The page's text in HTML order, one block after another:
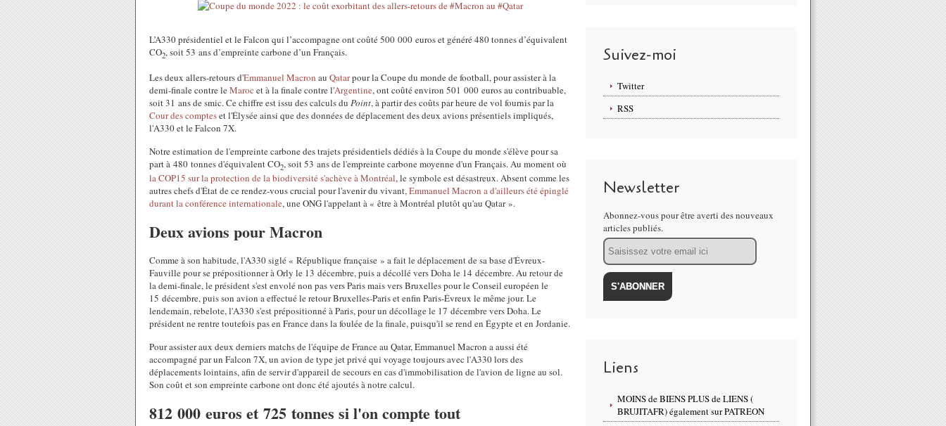
L’A330 présidentiel et le Falcon qui l’accompagne ont coûté 500 000 euros et généré 480 tonnes d’équivalent
CO2, soit 53 ans d’empreinte carbone d’un Français.
Les deux allers-retours d'Emmanuel Macron au Qatarpour la Coupe du monde de football, pour assister à la
demi-finale contre leMaroc et à la finale contre l'Argentine, ont coûté environ 501 000 euros au contribuable,
soit 31 ans de smic. Ce chiffre est issu des calculs du Point, à partir des coûts par heure de vol fournis par la
Cour des compteset l'Élysée ainsi que des données de déplacement des deux avions présentiels impliqués,
l'A330 et le Falcon 7X.
Notre estimation de l'empreinte carbone des trajets présidentiels dédiés à la Coupe du monde s'élève pour sa
part à 480 tonnes d'équivalent CO2, soit 53 ans de l'empreinte carbone moyenne d'un Français. Au moment où
la COP15 sur la protection de la biodiversité s'achève à Montréal, le symbole est désastreux. Absent comme les
autres chefs d'État de ce rendez-vous crucial pour l'avenir du vivant,Emmanuel Macron a d'ailleurs été épinglé
durant la conférence internationale, une ONG l'appelant à « être à Montréal plutôt qu'au Qatar ».
Deux avions pour Macron
Comme à son habitude, l'A330 siglé « République française » a fait le déplacement de sa base d'Évreux-
Fauville pour se prépositionner à Orly le 13 décembre, puis a décollé vers Doha le 14 décembre. Au retour de
la demi-finale, le président s'est envolé non pas vers Paris mais vers Bruxelles pour le Conseil européen le
15 décembre, puis son avion a effectué le retour Bruxelles-Paris et enfin Paris-Évreux le même jour. Le
lendemain, rebelote, l'A330 s'est prépositionné à Paris, pour un décollage le 17 décembre vers Doha. Le
président ne rentre toutefois pas en France dans la foulée de la finale, puisqu'il se rend en Égypte et en Jordanie.
Pour assister aux deux derniers matchs de l'équipe de France au Qatar, Emmanuel Macron a aussi été
accompagné par un Falcon 7X, un avion de type jet privé qui voyage toujours avec l'A330 lors des
déplacements lointains, afin de servir d'appareil de secours en cas d'immobilisation de l'avion de ligne au sol.
Son coût et son empreinte carbone ont donc été ajoutés à notre calcul.
812 000 euros et 725 tonnes si l'on compte tout
Suivez-moi
Twitter
RSS
Newsletter
Abonnez-vous pour être averti des nouveaux
articles publiés.
Email
Liens
MOINS de BIENS PLUS de LIENS (
BRUJITAFR) également sur PATREON